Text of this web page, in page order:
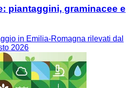
piantaggini, graminacee e
in Emilia-Romagna rilevati dal
2026